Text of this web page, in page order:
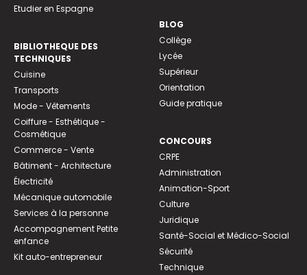
Etudier en Espagne
BIBLIOTHEQUE DES
TECHNIQUES
Cuisine
Transports
Mode - Vêtements
Coiffure - Esthétique -
Cosmétique
Commerce - Vente
Bâtiment - Architecture
Électricité
Mécanique automobile
Services à la personne
Accompagnement Petite
enfance
Kit auto-entrepreneur
BLOG
Collège
Lycée
Supérieur
Orientation
Guide pratique
CONCOURS
CRPE
Administration
Animation-Sport
Culture
Juridique
Santé-Social et Médico-Social
Sécurité
Technique